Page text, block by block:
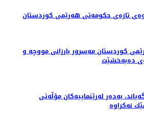
تازەی حکومەتی هەرێمی کوردستان
کوردستان مەسرور بارزانی مووچە و
دەبەخشێت
به‌ده‌ر له‌رێنماییه‌كان مۆڵه‌تی